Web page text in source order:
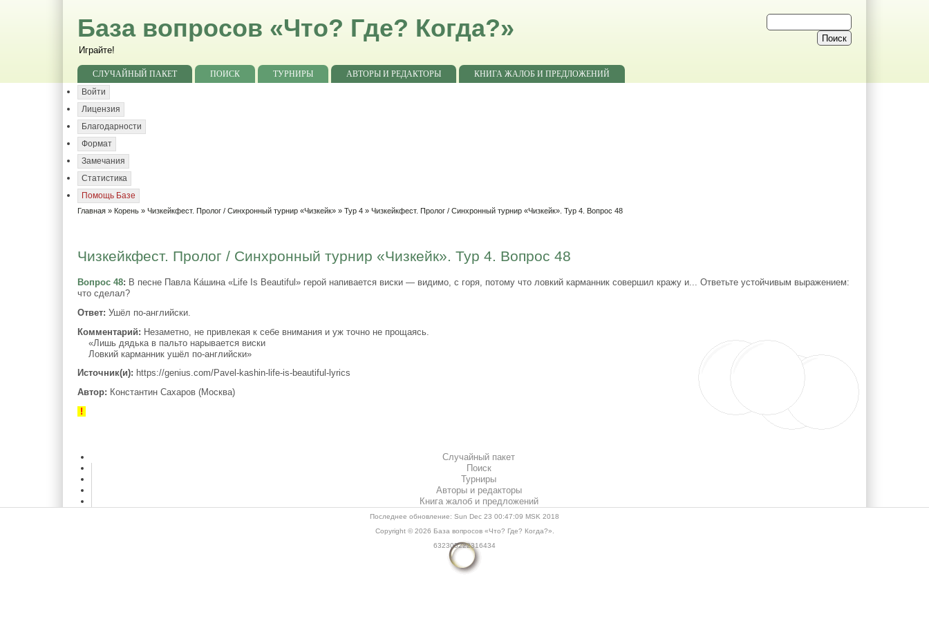
База вопросов «Что? Где? Когда?»
Играйте!
СЛУЧАЙНЫЙ ПАКЕТ ПОИСК ТУРНИРЫ АВТОРЫ И РЕДАКТОРЫ
КНИГА ЖАЛОБ И ПРЕДЛОЖЕНИЙ
Войти
Лицензия
Благодарности
Формат
Замечания
Статистика
Помощь Базе
Главная » Корень »Чизкейкфест. Пролог / Синхронный турнир «Чизкейк» »Тур 4 » Чизкейкфест. Пролог / Синхронный турнир «Чизкейк». Тур 4. Вопрос 48
Чизкейкфест. Пролог / Синхронный турнир «Чизкейк». Тур 4. Вопрос 48
Вопрос 48: В песне Павла Ка́шина «Life Is Beautiful» герой напивается виски — видимо, с горя, потому что ловкий карманник совершил кражу и... Ответьте устойчивым выражением:
что сделал?
Ответ: Ушёл по-английски.
Комментарий: Незаметно, не привлекая к себе внимания и уж точно не прощаясь.
«Лишь дядька в пальто нарывается виски
Ловкий карманник ушёл по-английски»
Источник(и): https://genius.com/Pavel-kashin-life-is-beautiful-lyrics
Автор: Константин Сахаров (Москва)
!
Случайный пакет
Поиск
Турниры
Авторы и редакторы
Книга жалоб и предложений
Последнее обновление: Sun Dec 23 00:47:09 MSK 2018
Copyright © 2026 База вопросов «Что? Где? Когда?».
632305222316434